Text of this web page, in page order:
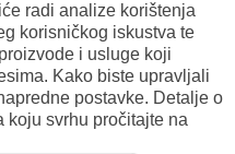
radi analize korištenja
korisničkog iskustva te
i usluge koji
Kako biste upravljali
postavke. Detalje o
koju svrhu pročitajte na